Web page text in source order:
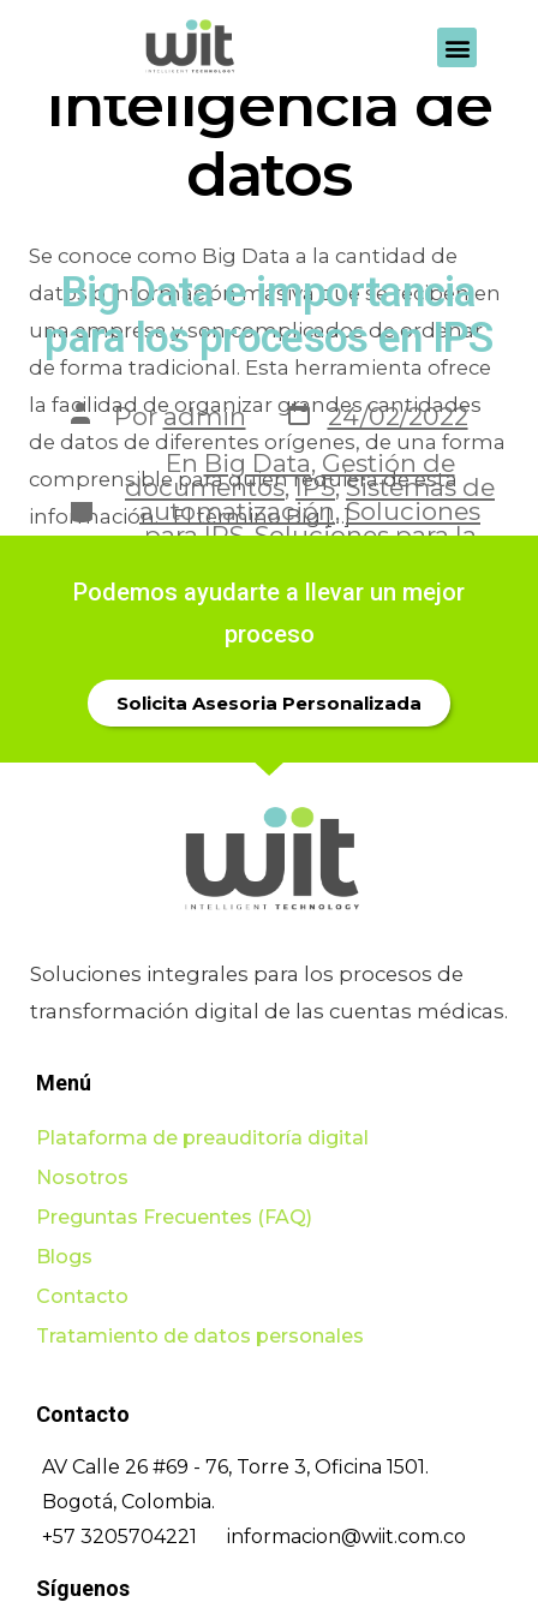
Etiqueta:
Inteligencia de
datos
Big Data e importancia
para los procesos en IPS
Poradmin
24/02/2022
En Big Data, Gestión de
documentos,IPS,Sistemas de
automatización,Soluciones
para IPS,Soluciones para la
1 comentario
Se conoce como Big Data a la cantidad de
datos o información masiva que se reciben en
una empresa y son complicados de ordenar
de forma tradicional. Esta herramienta ofrece
la facilidad de organizar grandes cantidades
de datos de diferentes orígenes, de una forma
comprensible para quien requiera de esta
información. El término Big […]
Podemos ayudarte a llevar un mejor
proceso
Solicita Asesoria Personalizada
Soluciones integrales para los procesos de
transformación digital de las cuentas médicas.
Menú
Plataforma de preauditoría digital
Nosotros
Preguntas Frecuentes (FAQ)
Blogs
Contacto
Tratamiento de datos personales
Contacto
AV Calle 26 #69 - 76, Torre 3, Oficina 1501.
Bogotá, Colombia.
+57 3205704221
informacion@wiit.com.co
Síguenos